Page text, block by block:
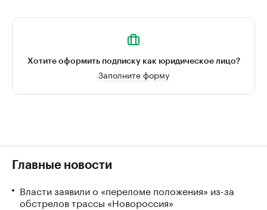
Хотите оформить подписку как юридическое лицо?
Заполните форму
Главные новости
Власти заявили о «переломе положения» из-за
обстрелов трассы «Новороссия»